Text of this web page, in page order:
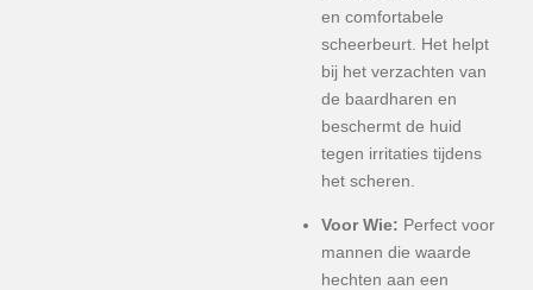
en comfortabele
scheerbeurt. Het helpt
bij het verzachten van
de baardharen en
beschermt de huid
tegen irritaties tijdens
het scheren.
Voor Wie: Perfect voor
mannen die waarde
hechten aan een